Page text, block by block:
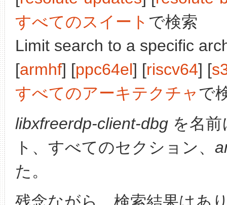
すべてのスイート で検索
Limit search to a specific
[armhf] [ppc64el] [riscv64] [
すべてのアーキテクチャで
libxfreerdp-client-dbg を名
ト、すべてのセクション、
た。